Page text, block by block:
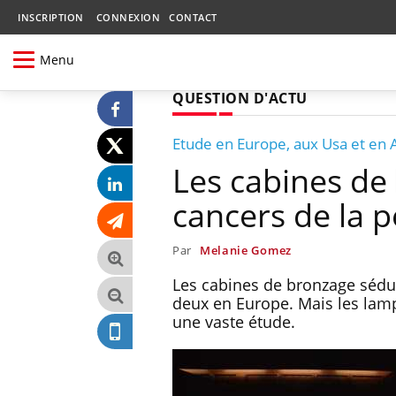
INSCRIPTION CONNEXION CONTACT
Menu
QUESTION D'ACTU
Etude en Europe, aux Usa et en
Les cabines
cancers de la
Par Melanie Gomez
Les cabines de bronzage
deux en Europe. Mais les
une vaste étude.